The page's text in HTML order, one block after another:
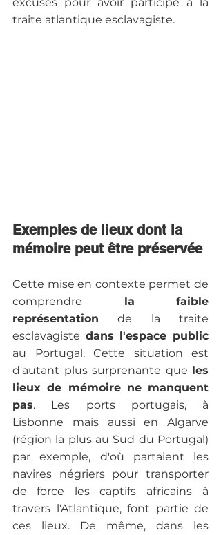
excuses pour avoir participé à la
Exemples de lieux dont la
mémoire peut être préservée
Cette mise en contexte permet de
comprendre la faible
représentation de la traite
esclavagiste dans l'espace public
au Portugal. Cette situation est
d'autant plus surprenante que les
lieux de mémoire ne manquent
pas. Les ports portugais, à
Lisbonne mais aussi en Algarve
(région la plus au Sud du Portugal)
par exemple, d'où partaient les
navires négriers pour transporter
de force les captifs africains
à
travers l'Atlantique, font partie de
ces lieux. De même, dans les